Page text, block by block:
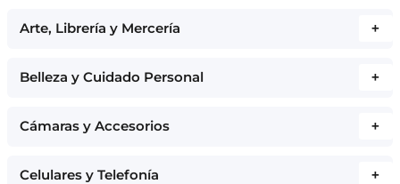
Arte, Librería y Mercería +
Belleza y Cuidado Personal +
Cámaras y Accesorios +
Celulares y Telefonía +